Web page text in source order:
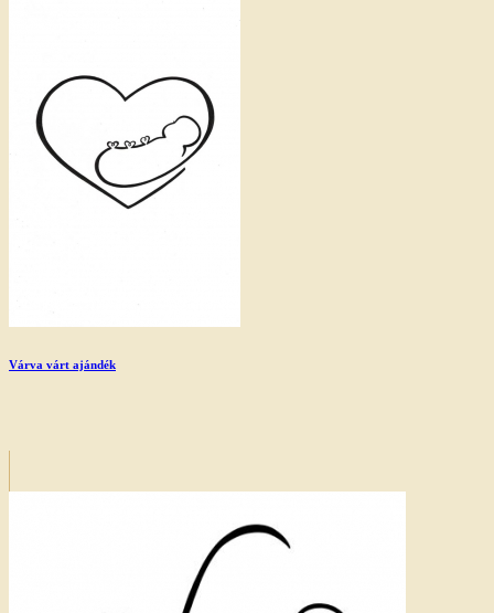
Várva várt ajándék